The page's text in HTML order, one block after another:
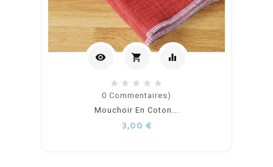
visibility shopping_cart
Ajouter
au
equalizer
0 Commentaires)
Mouchoir En Coton...
3,00 €Prix